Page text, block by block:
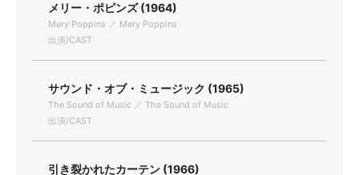
メリー・ポピンズ (1964)
Mery Poppins ／ Mery Poppins
出演/CAST
サウンド・オブ・ミュージック (1965)
The Sound of Music ／ The Sound of Music
出演/CAST
引き裂かれたカーテン (1966)